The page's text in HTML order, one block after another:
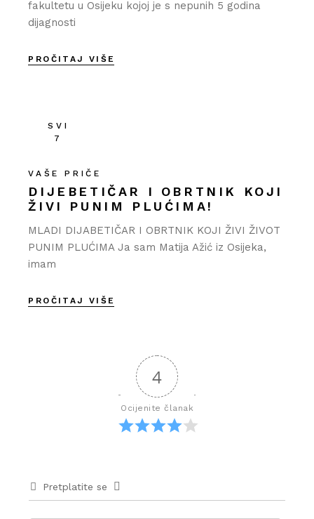
fakultetu u Osijeku kojoj je s nepunih 5 godina
dijagnosti
PROČITAJ VIŠE
SVI
7
VAŠE PRIČE
DIJEBETIČAR I OBRTNIK KOJI
ŽIVI PUNIM PLUĆIMA!
MLADI DIJABETIČAR I OBRTNIK KOJI ŽIVI ŽIVOT
PUNIM PLUĆIMA Ja sam Matija Ažić iz Osijeka,
imam
PROČITAJ VIŠE
4
Ocijenite članak
Pretplatite se